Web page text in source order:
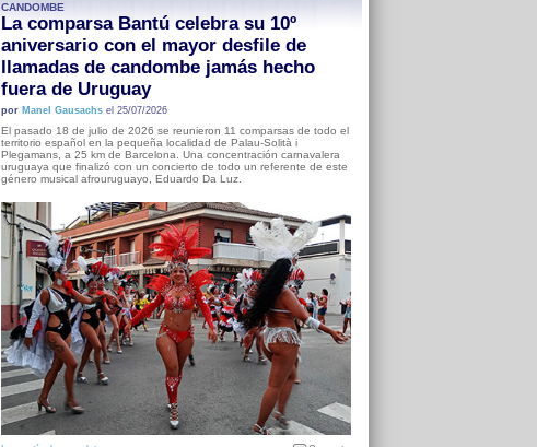
CANDOMBE
La comparsa Bantú celebra su 10º
aniversario con el mayor desfile de
llamadas de candombe jamás hecho
fuera de Uruguay
por Manel Gausachsel 25/07/2026
El pasado 18 de julio de 2026 se reunieron 11 comparsas de todo el
territorio español en la pequeña localidad de Palau-Solità i
Plegamans, a 25 km de Barcelona. Una concentración carnavalera
uruguaya que finalizó con un concierto de todo un referente de este
género musical afrouruguayo, Eduardo Da Luz.